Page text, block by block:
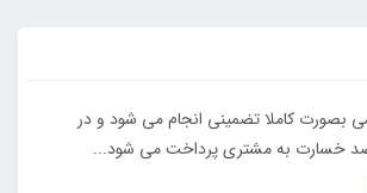
بصورت کاملا تضمینی انجام می شود و در